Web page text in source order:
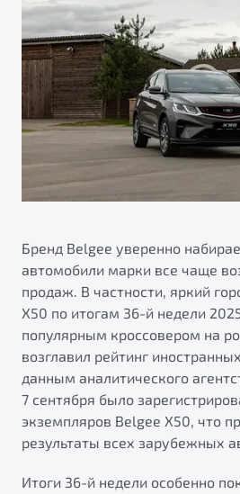
Яркий кроссовер
от 2 219 990 ₽*
Обзор В наличии
S50
Элегантный и практичный седан
от 1 699 990 ₽*
Автокредит
Трейд-ин
Страхование
Расчет КАСКО
Узнайте о специальных выгодах
автомобиля Belgee
Подробно
ПОДДЕРЖКА
Гарантия Belgee
Belgee Линк
Belgee Клуб
Реферальная программа
Помощь на дорогах
О дилерском центре
Правовая информация
НАША КОМАНДА
Бренд Belgee уверенно
автомобили марки все чаще
продаж. В частности, яркий
X50 по итогам 36-й недели
популярным кроссовером на
возглавил рейтинг
данным аналитического
7 сентября было
экземпляров Belgee X50, что
результаты всех зарубежных
Итоги 36-й недели особенно